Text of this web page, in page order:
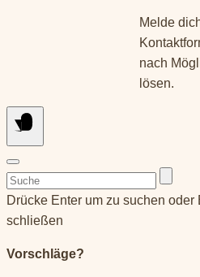
Melde
nach
lösen.
Suchen
nach:
Drücke Enter um zu suchen
schließen
Vorschläge?